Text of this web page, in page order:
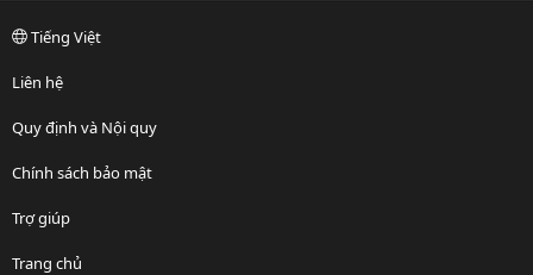
Tiếng Việt
Liên hệ
Quy định và Nội quy
Chính sách bảo mật
Trợ giúp
Trang chủ